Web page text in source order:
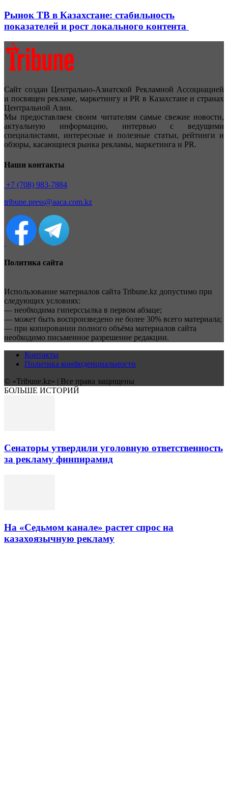
Рынок ТВ в Казахстане: стабильность
показателей и рост локального контента
Сайт создан Центрально-Азиатской Рекламной Ассоциацией
и посвящен рекламе, маркетингу и PR в Казахстане и странах
Центральной Азии.
Мы предоставляем своим читателям самые свежие новости,
актуальную информацию, интервью с ведущими
специалистами, интересные и полезные статьи, рейтинги и
обзоры, касающиеся рынка рекламы, маркетинга и PR.
Наши контакты
+7 (708) 983-7884
tribune.press@aaca.com.kz
Политика сайта
Использование материалов сайта Tribune.kz допустимо при
следующих условиях:
— необходима гиперссылка в первом абзаце;
— может быть воспроизведено не более 30% всего материала;
— при копировании полного объёма материалов сайта
необходимо письменное разрешение редакции.
Контакты
Политика конфиденциальности
© «Tribune.kz» | Все права защищены
БОЛЬШЕ ИСТОРИЙ
Сенаторы утвердили уголовную ответственность
за рекламу финпирамид
На «Седьмом канале» растет спрос на
казахоязычную рекламу